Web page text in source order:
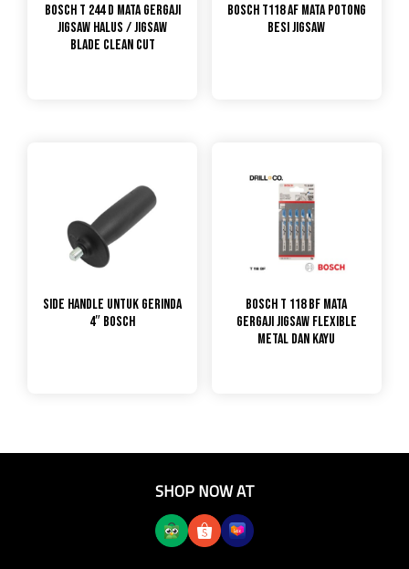
Bosch T 244 D Mata Gergaji
Jigsaw Halus / Jigsaw
Blade Clean Cut
Bosch T118 AF Mata Potong
Besi Jigsaw
Side Handle untuk gerinda
4″ Bosch
Bosch T 118 BF Mata
Gergaji Jigsaw Flexible
Metal dan Kayu
SHOP NOW AT